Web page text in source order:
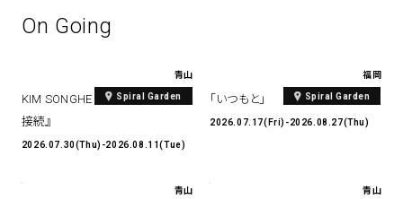
On Going
青山
Spiral Garden
KIM SONGHE EXHIBITION 『愛と
接続』
2026.07.30(Thu)-2026.08.11(Tue)
福岡
Spiral Garden
「いつもと」
2026.07.17(Fri)-2026.08.27(Thu)
青山 青山